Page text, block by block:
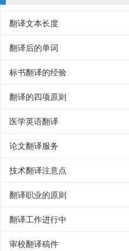
翻译文本长度
翻译后的单词
标书翻译的经验
翻译的四项原则
医学英语翻译
论文翻译服务
技术翻译注意点
翻译职业的原则
翻译工作进行中
审校翻译稿件